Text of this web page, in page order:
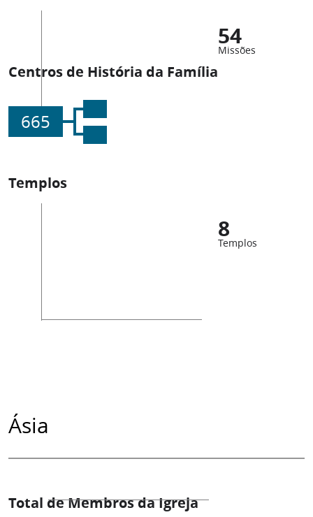
54
Missões
Centros de História da Família
665
Templos
8
Templos
Ásia
Total de Membros da Igreja